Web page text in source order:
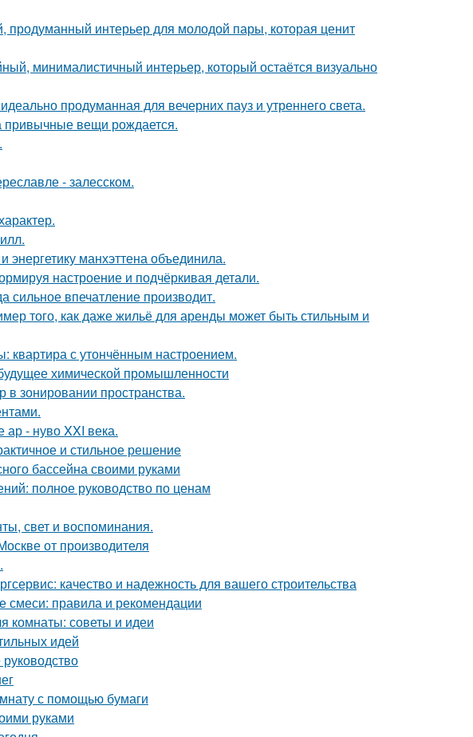
продуманный интерьер для молодой пары, которая ценит
минималистичный интерьер, который остаётся визуально
продуманная для вечерних пауз и утреннего света.
привычные вещи рождается.
- залесском.
манхэттена объединила.
настроение и подчёркивая детали.
сильное впечатление производит.
того, как даже жильё для аренды может быть стильным и
квартира с утончённым настроением.
химической промышленности
зонировании пространства.
ар - нуво XXI века.
и стильное решение
бассейна своими руками
полное руководство по ценам
свет и воспоминания.
от производителя
качество и надежность для вашего строительства
смеси: правила и рекомендации
комнаты: советы и идеи
идей
с помощью бумаги
руками